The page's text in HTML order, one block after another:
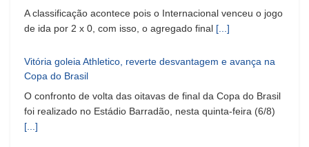
A classificação acontece pois o Internacional venceu o jogo
de ida por 2 x 0, com isso, o agregado final [...]
Vitória goleia Athletico, reverte desvantagem e avança na
Copa do Brasil
O confronto de volta das oitavas de final da Copa do Brasil
foi realizado no Estádio Barradão, nesta quinta-feira (6/8)
[...]